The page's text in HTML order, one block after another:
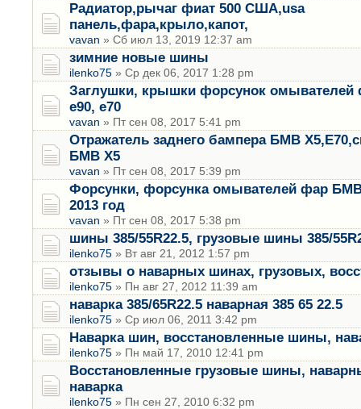
Радиатор,рычаг фиат 500 США,usa
панель,фара,крыло,капот,
vavan » Сб июл 13, 2019 12:37 am
зимние новые шины
ilenko75 » Ср дек 06, 2017 1:28 pm
Заглушки, крышки форсунок
е90, е70
vavan » Пт сен 08, 2017 5:41 pm
Отражатель заднего бампера БМВ
БМВ Х5
vavan » Пт сен 08, 2017 5:39 pm
Форсунки, форсунка омывателей фар БМВ
2013 год
vavan » Пт сен 08, 2017 5:38 pm
шины 385/55R22.5, грузовые шины 385/
ilenko75 » Вт авг 21, 2012 1:57 pm
отзывы о наварных шинах, грузовых,
ilenko75 » Пн авг 27, 2012 11:39 am
наварка 385/65R22.5 наварная 385 65 22.5
ilenko75 » Ср июл 06, 2011 3:42 pm
Наварка шин, восстановленные шины,
ilenko75 » Пн май 17, 2010 12:41 pm
Восстановленные грузовые шины,
наварка
ilenko75 » Пн сен 27, 2010 6:32 pm